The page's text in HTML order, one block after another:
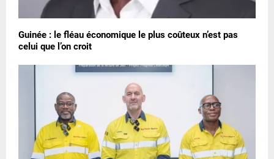
Guinée : le fléau économique le plus coûteux n’est pas
celui que l’on croit